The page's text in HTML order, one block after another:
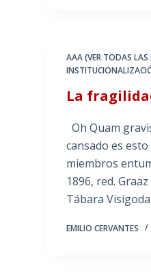
AAA (VER TODAS
La
Oh Quam
cansado es
miembros
1896, red.
Tábara
EMILIO CERVANTES